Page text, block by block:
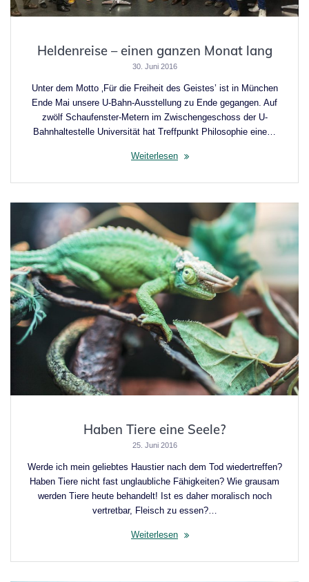
Heldenreise – einen ganzen Monat lang
30. Juni 2016
Unter dem Motto ‚Für die Freiheit des Geistes’ ist in München
Ende Mai unsere U-Bahn-Ausstellung zu Ende gegangen. Auf
zwölf Schaufenster-Metern im Zwischengeschoss der U-
Bahnhaltestelle Universität hat Treffpunkt Philosophie eine…
Weiterlesen
Haben Tiere eine Seele?
25. Juni 2016
Werde ich mein geliebtes Haustier nach dem Tod wiedertreffen?
Haben Tiere nicht fast unglaubliche Fähigkeiten? Wie grausam
werden Tiere heute behandelt! Ist es daher moralisch noch
vertretbar, Fleisch zu essen?…
Weiterlesen